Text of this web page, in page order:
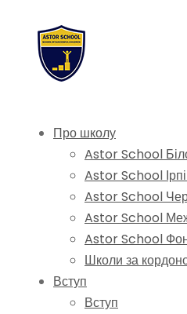
Про школу
Astor School
Astor School
Astor School
Astor School
Astor School
Школи за
Вступ
Вступ